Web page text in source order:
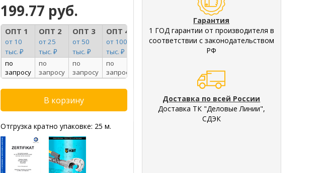
199.77 руб.
ОПТ 1
от 10
тыс. ₽
ОПТ 2
от 25
тыс. ₽
ОПТ 3
от 50
тыс. ₽
ОПТ 4
от 100
тыс. ₽
по
запросу
по
запросу
по
запросу
по
запросу
Отгрузка кратно упаковке: 25 м.
Гарантия
1 ГОД гарантии от производителя в
соответствии с законодательством
РФ
Доставка по всей России
Доставка ТК "Деловые Линии",
СДЭК